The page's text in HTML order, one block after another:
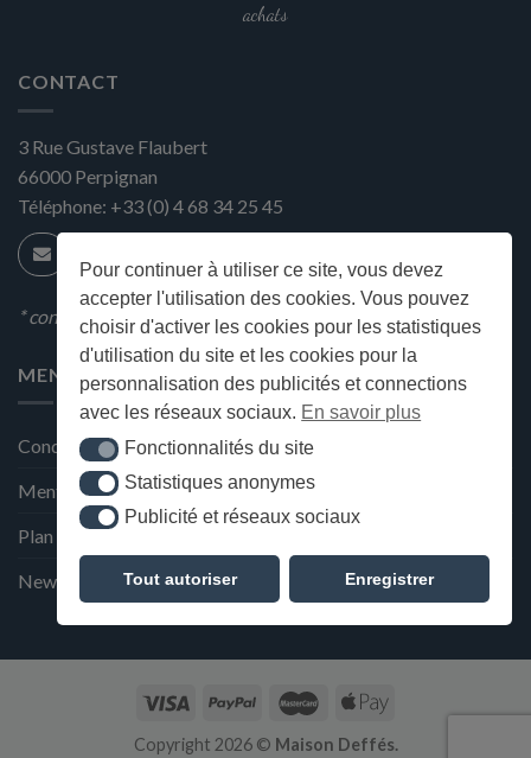
Pour continuer à utiliser ce site, vous devez
accepter l'utilisation des cookies. Vous pouvez
choisir d'activer les cookies pour les statistiques
d'utilisation du site et les cookies pour la
personnalisation des publicités et connections
avec les réseaux sociaux. En savoir plus
Fonctionnalités du site
Fonctionnalités du site
Statistiques anonymes
Statistiques anonymes
Publicité et réseaux sociaux
Publicité et réseaux sociaux
Tout autoriser Enregistrer
achats
CONTACT
3 Rue Gustave Flaubert
66000 Perpignan
Téléphone: +33 (0) 4 68 34 25 45
* condition en magasin
MENU
Conditions générales de ventes
Mentions Légales et Politique de confidentialité
Plan du site
Newsletter de la Maison Deffès
Copyright 2026 © Maison Deffés.